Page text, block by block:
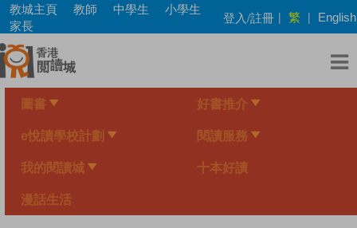
Skip
main
content
教城主頁 教師 中學生
小學生
家長
登入/註冊 | 繁 | English
圖書 好書推介
e悅讀學校計劃 閱讀服務
我的閱讀城 十本好讀
漫話生活